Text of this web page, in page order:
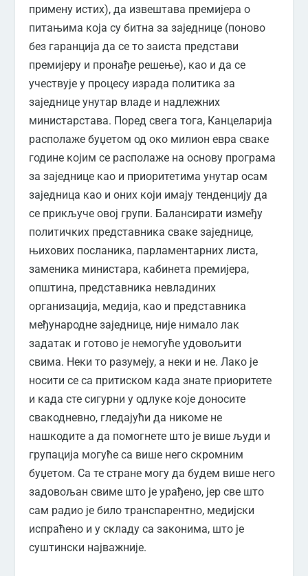
примену истих), да извештава премијера о
питањима која су битна за заједнице (поново
без гаранција да се то заиста представи
премијеру и пронађе решење), као и да се
учествује у процесу израда политика за
заједнице унутар владе и надлежних
министарстава. Поред свега тога, Канцеларија
располаже буџетом од око милион евра сваке
године којим се располаже на основу програма
за заједнице као и приоритетима унутар осам
заједница као и оних који имају тенденцију да
се прикључе овој групи. Балансирати између
политичких представника сваке заједнице,
њихових посланика, парламентарних листа,
заменика министара, кабинета премијера,
општина, представника невладиних
организација, медија, као и представника
међународне заједнице, није нимало лак
задатак и готово је немогуће удовољити
свима. Неки то разумеју, а неки и не. Лако је
носити се са притиском када знате приоритете
и када сте сигурни у одлуке које доносите
свакодневно, гледајући да никоме не
нашкодите а да помогнете што је више људи и
групација могуће са више него скромним
буџетом. Са те стране могу да будем више него
задовољан свиме што је урађено, јер све што
сам радио је било транспарентно, медијски
испраћено и у складу са законима, што је
суштински најважније.